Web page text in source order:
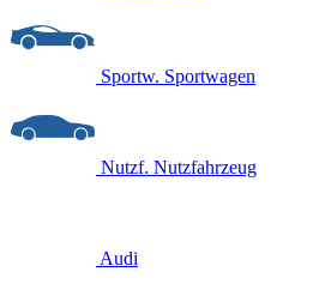
Sportw. Sportwagen
Nutzf. Nutzfahrzeug
Audi